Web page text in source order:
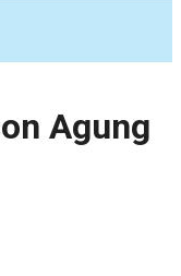
Agung